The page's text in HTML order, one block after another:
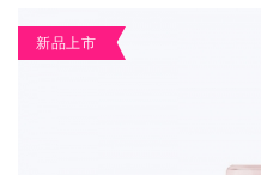
新品上市